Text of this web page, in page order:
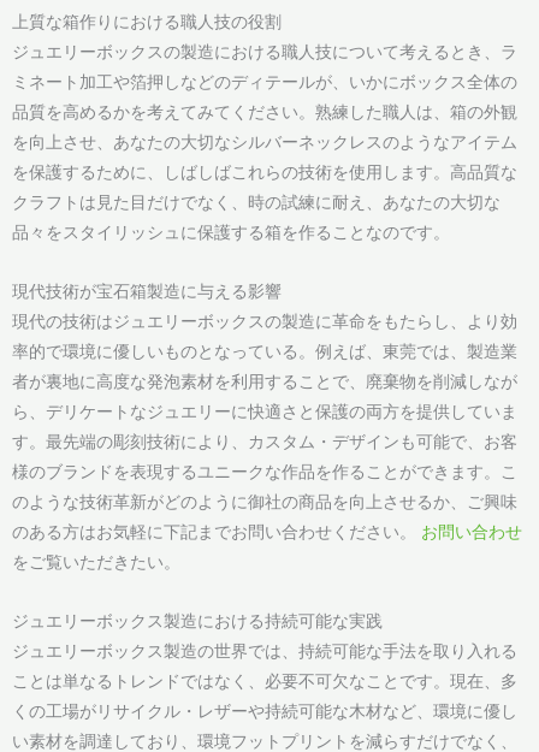
上質な箱作りにおける職人技の役割
ジュエリーボックスの製造における職人技について考えるとき、ラ
ミネート加工や箔押しなどのディテールが、いかにボックス全体の
品質を高めるかを考えてみてください。熟練した職人は、箱の外観
を向上させ、あなたの大切なシルバーネックレスのようなアイテム
を保護するために、しばしばこれらの技術を使用します。高品質な
クラフトは見た目だけでなく、時の試練に耐え、あなたの大切な
品々をスタイリッシュに保護する箱を作ることなのです。
現代技術が宝石箱製造に与える影響
現代の技術はジュエリーボックスの製造に革命をもたらし、より効
率的で環境に優しいものとなっている。例えば、東莞では、製造業
者が裏地に高度な発泡素材を利用することで、廃棄物を削減しなが
ら、デリケートなジュエリーに快適さと保護の両方を提供していま
す。最先端の彫刻技術により、カスタム・デザインも可能で、お客
様のブランドを表現するユニークな作品を作ることができます。こ
のような技術革新がどのように御社の商品を向上させるか、ご興味
のある方はお気軽に下記までお問い合わせください。 お問い合わせ
をご覧いただきたい。
ジュエリーボックス製造における持続可能な実践
ジュエリーボックス製造の世界では、持続可能な手法を取り入れる
ことは単なるトレンドではなく、必要不可欠なことです。現在、多
くの工場がリサイクル・レザーや持続可能な木材など、環境に優し
い素材を調達しており、環境フットプリントを減らすだけでなく、